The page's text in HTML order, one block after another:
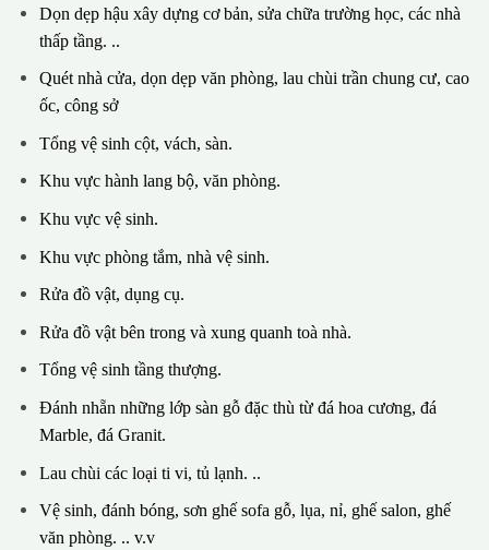
Dọn dẹp hậu xây dựng cơ bản, sửa chữa trường học, các nhà
thấp tầng. ..
Quét nhà cửa, dọn dẹp văn phòng, lau chùi trần chung cư, cao
ốc, công sở
Tổng vệ sinh cột, vách, sàn.
Khu vực hành lang bộ, văn phòng.
Khu vực vệ sinh.
Khu vực phòng tắm, nhà vệ sinh.
Rửa đồ vật, dụng cụ.
Rửa đồ vật bên trong và xung quanh toà nhà.
Tổng vệ sinh tầng thượng.
Đánh nhẵn những lớp sàn gỗ đặc thù từ đá hoa cương, đá
Marble, đá Granit.
Lau chùi các loại ti vi, tủ lạnh. ..
Vệ sinh, đánh bóng, sơn ghế sofa gỗ, lụa, nỉ, ghế salon, ghế
văn phòng. .. v.v